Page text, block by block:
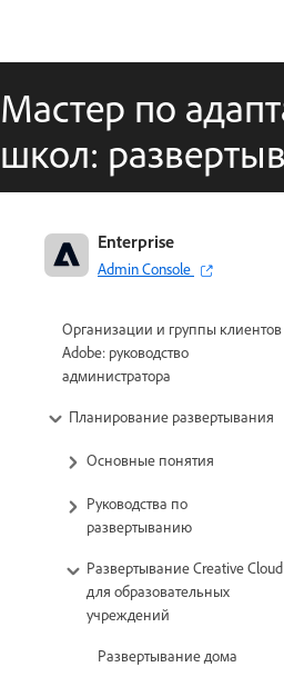
Мастер по
школ:
Enterprise
Admin Console
Организации и группы клиентов
Adobe: руководство
администратора
Планирование развертывания
Основные понятия
Руководства по
развертыванию
Развертывание Creative Cloud
для образовательных
учреждений
Развертывание дома